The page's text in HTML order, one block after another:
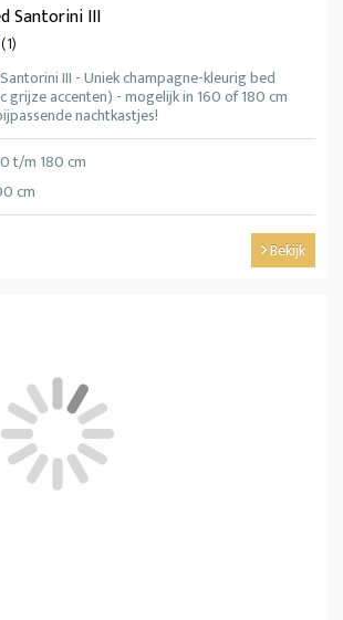
Santorini III
(1)
III - Uniek champagne-kleurig bed
grijze accenten) - mogelijk in 160 of 180 cm
nachtkastjes!
t/m 180 cm
cm
Bekijk